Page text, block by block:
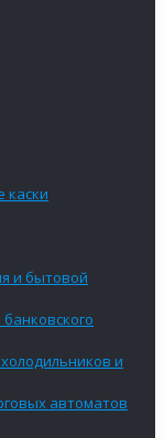
каски
и бытовой
и
автоматов